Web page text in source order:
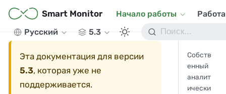
Smart Monitor Начало работы
Русский
5.3
Эта документация для версии
5.3, которая уже не
поддерживается.
Собств
енный
аналит
ически